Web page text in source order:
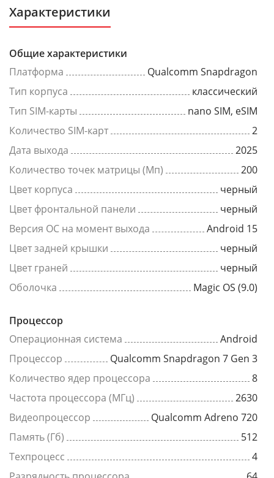
Характеристики
Общие характеристики
Платформа
Qualcomm Snapdragon
Тип корпуса
классический
Тип SIM-карты
nano SIM, eSIM
Количество SIM-карт
2
Дата выхода
2025
Количество точек матрицы (Мп)
200
Цвет корпуса
черный
Цвет фронтальной панели
черный
Версия ОС на момент выхода
Android 15
Цвет задней крышки
черный
Цвет граней
черный
Оболочка
Magic OS (9.0)
Процессор
Операционная система
Android
Процессор
Qualcomm Snapdragon 7 Gen 3
Количество ядер процессора
8
Частота процессора (МГц)
2630
Видеопроцессор
Qualcomm Adreno 720
Память (Гб)
512
Техпроцесс
4